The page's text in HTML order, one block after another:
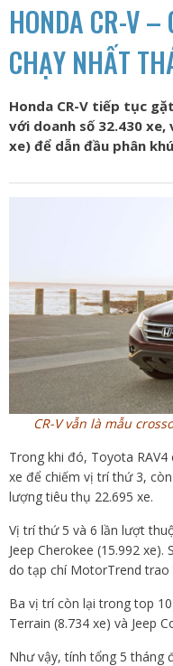
HONDA CR-V –
CHẠY NHẤT
Honda CR-V tiếp tục
với doanh số 32.430
xe) để dẫn đầu phân
CR-V vẫn là mẫu
Trong khi đó, Toyota
xe để chiếm vị trí thứ 3,
lượng tiêu thụ 22.695 xe.
Vị trí thứ 5 và 6 lần lượt
Jeep Cherokee (15.992
do tạp chí MotorTrend
Ba vị trí còn lại trong top
Terrain (8.734 xe) và Jeep
Như vậy, tính tổng 5 tháng